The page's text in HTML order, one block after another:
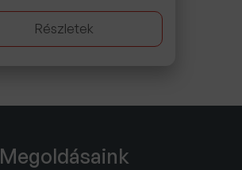
Részletek
Megoldásaink